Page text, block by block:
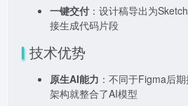
一键交付 ：设计稿导出为
接生成代码片段
技术优势
原生AI能力 ：不同于Figma后
架构就整合了AI模型